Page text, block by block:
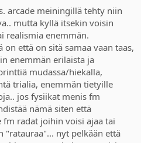
arcade meiningillä tehty niin
mutta kyllä itsekin voisin
realismia enemmän.
että on sitä samaa vaan taas,
enemmän erilaista ja
mudassa/hiekalla,
trialia, enemmän tietyille
jos fysiikat menis fm
nämä siten että
radat joihin voisi ajaa tai
"ratauraa"... nyt pelkään että